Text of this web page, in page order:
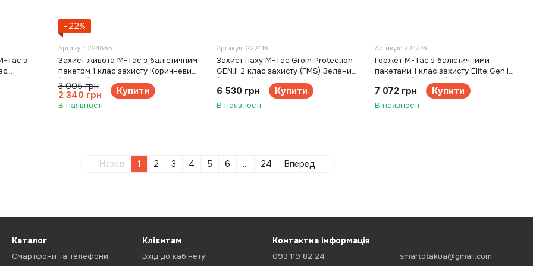
Tac з
−22%
Артикул: 224865
Захист живота M-Tac з балістичним
пакетом 1 клас захисту Коричневий
(Coyote)
3 005 грн
2 340 грн Купити
В наявності
Артикул: 222416
Захист паху M-Tac Groin Protection
GEN.II 2 клас захисту (FMS) Зелений
6 530 грн Купити
В наявності
Артикул: 224776
Горжет M-Tac з балістичними
пакетами 1 клас захисту Elite Gen.II
Зелений (Multicam)
7 072 грн Купити
В наявності
Назад 1 2 3 4 5 6 ... 24 Вперед
Каталог
Смартфони та телефони
Клієнтам
Вхід до кабінету
Контактна інформація
093 119 82 24 smartotakua@gmail.com